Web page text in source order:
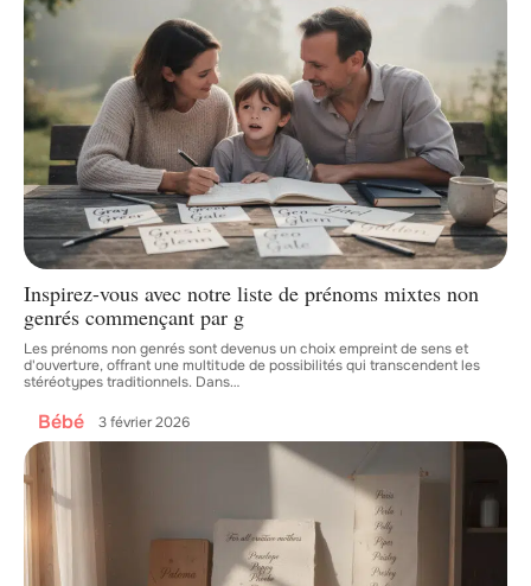
Inspirez-vous avec notre liste de prénoms mixtes non
genrés commençant par g
Les prénoms non genrés sont devenus un choix empreint de sens et
d'ouverture, offrant une multitude de possibilités qui transcendent les
stéréotypes traditionnels. Dans…
Bébé 3 février 2026